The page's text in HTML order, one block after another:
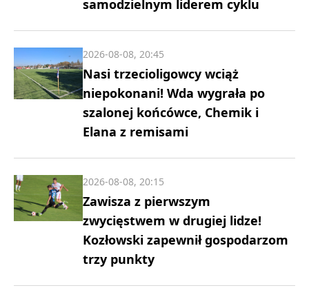
samodzielnym liderem cyklu
Nasi trzecioligowcy wciąż
niepokonani! Wda wygrała po
szalonej końcówce, Chemik i
Elana z remisami
2026-08-08, 20:45
Zawisza z pierwszym
zwycięstwem w drugiej lidze!
Kozłowski zapewnił gospodarzom
trzy punkty
2026-08-08, 20:15